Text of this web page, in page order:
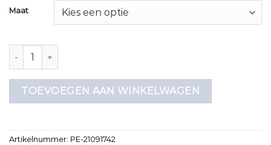
Maat
t shirt groen aantal
TOEVOEGEN AAN WINKELWAGEN
Artikelnummer: PE-21091742